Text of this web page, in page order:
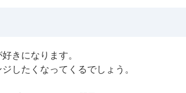
きになります。
したくなってくるでしょう。